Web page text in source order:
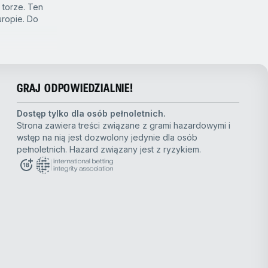
Ten
Do
wytypować
pozwalają
GRAJ ODPOWIEDZIALNIE!
Dostęp tylko dla osób pełnoletnich.
Strona zawiera treści związane z grami hazardowymi i
wstęp na nią jest dozwolony jedynie dla osób
pełnoletnich. Hazard związany jest z ryzykiem.